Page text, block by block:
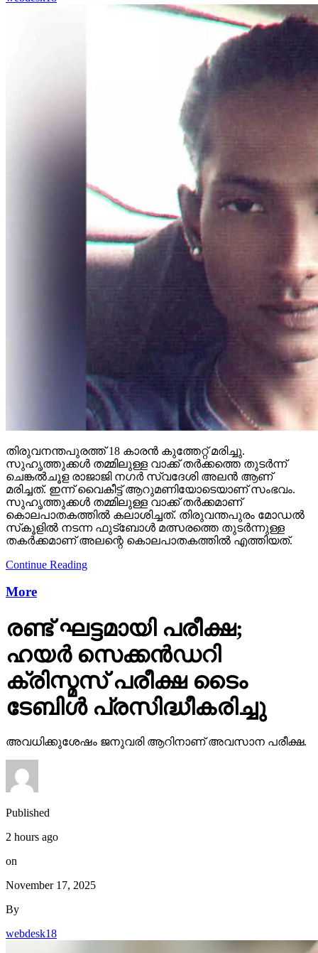
തിരുവനന്തപുരത്ത് 18 കാരന്‍ കുത്തേറ്റ് മരിച്ചു.
സുഹൃത്തുക്കള്‍ തമ്മിലുള്ള വാക്ക് തര്‍ക്കത്തെ തുടര്‍ന്ന്
ചെങ്കല്‍ചൂള രാജാജി നഗര്‍ സ്വദേശി അലന്‍ ആണ്
മരിച്ചത്. ഇന്ന് വൈകീട്ട് ആറുമണിയോടെയാണ് സംഭവം.
സുഹൃത്തുക്കള്‍ തമ്മിലുള്ള വാക്ക് തര്‍ക്കമാണ്
കൊലപാതകത്തില്‍ കലാശിച്ചത്. തിരുവന്തപുരം മോഡല്‍
സ്‌കൂളില്‍ നടന്ന ഫുട്‌ബോള്‍ മത്സരത്തെ തുടര്‍ന്നുള്ള
തകര്‍ക്കമാണ് അലന്റെ കൊലപാതകത്തില്‍ എത്തിയത്.
Continue Reading
More
രണ്ട് ഘട്ടമായി പരീക്ഷ;
ഹയര്‍ സെക്കന്‍ഡറി
ക്രിസ്മസ് പരീക്ഷ ടൈം
ടേബിള്‍ പ്രസിദ്ധീകരിച്ചു
അവധിക്കുശേഷം ജനുവരി ആറിനാണ് അവസാന പരീക്ഷ.
Published
2 hours ago
on
November 17, 2025
By
webdesk18